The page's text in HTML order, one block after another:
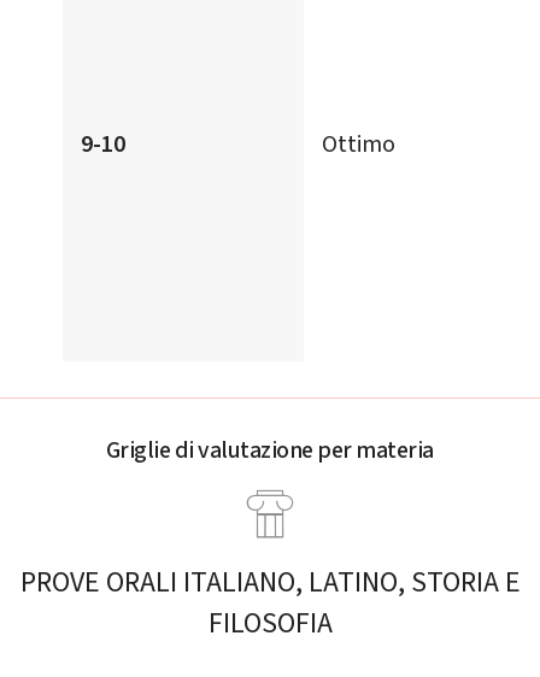
9-10 Ottimo
Griglie di valutazione per materia
PROVE ORALI ITALIANO, LATINO, STORIA E
FILOSOFIA